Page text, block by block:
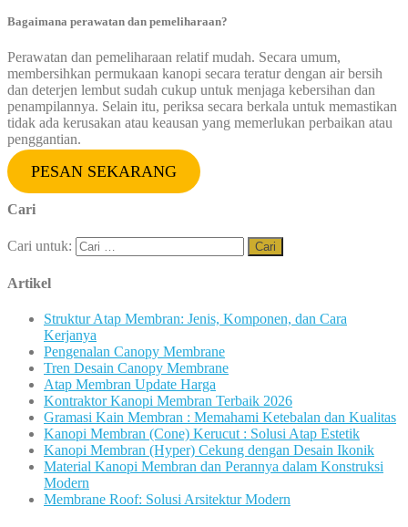
Bagaimana perawatan dan pemeliharaan?
Perawatan dan pemeliharaan relatif mudah. Secara umum,
membersihkan permukaan kanopi secara teratur dengan air bersih
dan deterjen lembut sudah cukup untuk menjaga kebersihan dan
penampilannya. Selain itu, periksa secara berkala untuk memastikan
tidak ada kerusakan atau keausan yang memerlukan perbaikan atau
penggantian.
PESAN SEKARANG
Cari
Cari untuk:
Artikel
Struktur Atap Membran: Jenis, Komponen, dan Cara
Kerjanya
Pengenalan Canopy Membrane
Tren Desain Canopy Membrane
Atap Membran Update Harga
Kontraktor Kanopi Membran Terbaik 2026
Gramasi Kain Membran : Memahami Ketebalan dan Kualitas
Kanopi Membran (Cone) Kerucut : Solusi Atap Estetik
Kanopi Membran (Hyper) Cekung dengan Desain Ikonik
Material Kanopi Membran dan Perannya dalam Konstruksi
Modern
Membrane Roof: Solusi Arsitektur Modern